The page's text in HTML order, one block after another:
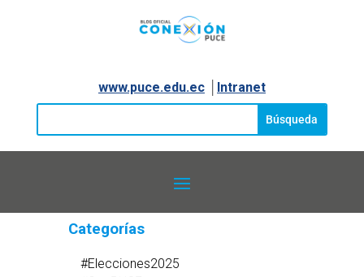
www.puce.edu.ec│ Intranet
Categorías
#Elecciones2025